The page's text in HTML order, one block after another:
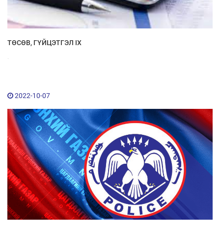
ТӨСӨВ, ГҮЙЦЭТГЭЛ IX
2022-10-07